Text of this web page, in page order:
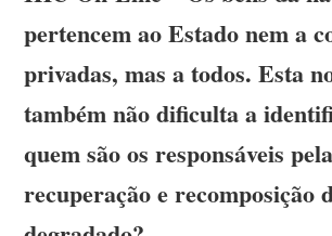
pertencem ao Estado nem a
privadas, mas a todos. Esta
também não dificulta a
quem são os responsáveis pela
recuperação e recomposição